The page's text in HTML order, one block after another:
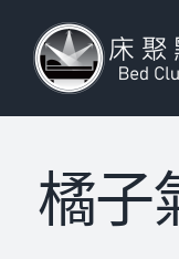
content
橘子